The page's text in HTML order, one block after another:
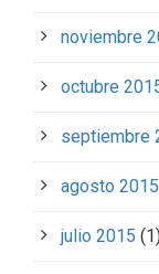
noviembre
octubre
septiembre
agosto 2015
julio 2015